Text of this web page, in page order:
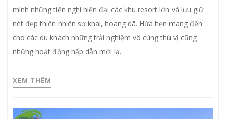
mình những tiện nghi hiện đại các khu resort lớn và lưu giữ
nét đẹp thiên nhiên sơ khai, hoang dã. Hứa hẹn mang đến
cho các du khách những trải nghiệm vô cùng thú vị cũng
những hoạt động hấp dẫn mới lạ.
XEM THÊM